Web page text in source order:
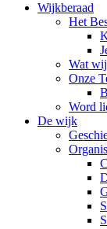
Wijkberaad
Het
Wat
Onze
Word
De wijk